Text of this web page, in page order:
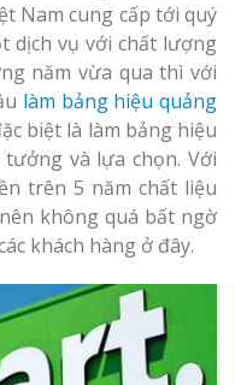
Nam cung cấp tới quý
dịch vụ với chất lượng
năm vừa qua thì với
làm bảng hiệu quảng
biệt là làm bảng hiệu
và lựa chọn. Với
trên 5 năm chất liệu
không quá bất ngờ
khách hàng ở đây.